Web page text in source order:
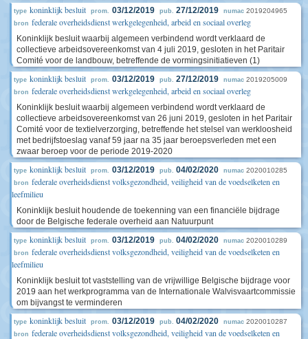
type koninklijk besluit prom. 03/12/2019 pub. 27/12/2019 numac 2019204965
bron federale overheidsdienst werkgelegenheid, arbeid en sociaal overleg
Koninklijk besluit waarbij algemeen verbindend wordt verklaard de
collectieve arbeidsovereenkomst van 4 juli 2019, gesloten in het Paritair
Comité voor de landbouw, betreffende de vormingsinitiatieven (1)
type koninklijk besluit prom. 03/12/2019 pub. 27/12/2019 numac 2019205009
bron federale overheidsdienst werkgelegenheid, arbeid en sociaal overleg
Koninklijk besluit waarbij algemeen verbindend wordt verklaard de
collectieve arbeidsovereenkomst van 26 juni 2019, gesloten in het Paritair
Comité voor de textielverzorging, betreffende het stelsel van werkloosheid
met bedrijfstoeslag vanaf 59 jaar na 35 jaar beroepsverleden met een
zwaar beroep voor de periode 2019-2020
type koninklijk besluit prom. 03/12/2019 pub. 04/02/2020 numac 2020010285
bron federale overheidsdienst volksgezondheid, veiligheid van de voedselketen en
leefmilieu
Koninklijk besluit houdende de toekenning van een financiële bijdrage
door de Belgische federale overheid aan Natuurpunt
type koninklijk besluit prom. 03/12/2019 pub. 04/02/2020 numac 2020010289
bron federale overheidsdienst volksgezondheid, veiligheid van de voedselketen en
leefmilieu
Koninklijk besluit tot vaststelling van de vrijwillige Belgische bijdrage voor
2019 aan het werkprogramma van de Internationale Walvisvaartcommissie
om bijvangst te verminderen
type koninklijk besluit prom. 03/12/2019 pub. 04/02/2020 numac 2020010287
bron federale overheidsdienst volksgezondheid, veiligheid van de voedselketen en